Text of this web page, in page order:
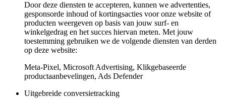
Door deze diensten te accepteren, kunnen we advertenties,
gesponsorde inhoud of kortingsacties voor onze website of
producten weergeven op basis van jouw surf- en
winkelgedrag en het succes hiervan meten. Met jouw
toestemming gebruiken we de volgende diensten van derden
op deze website:
Meta-Pixel, Microsoft Advertising, Klikgebaseerde
productaanbevelingen, Ads Defender
Uitgebreide conversietracking